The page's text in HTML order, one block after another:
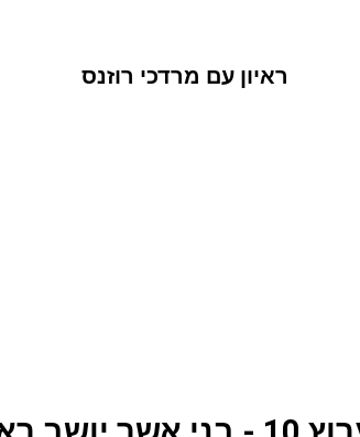
ראיון עם מרדכי רוזנס